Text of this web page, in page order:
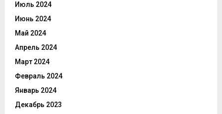
Июль 2024
Июнь 2024
Май 2024
Апрель 2024
Март 2024
Февраль 2024
Январь 2024
Декабрь 2023